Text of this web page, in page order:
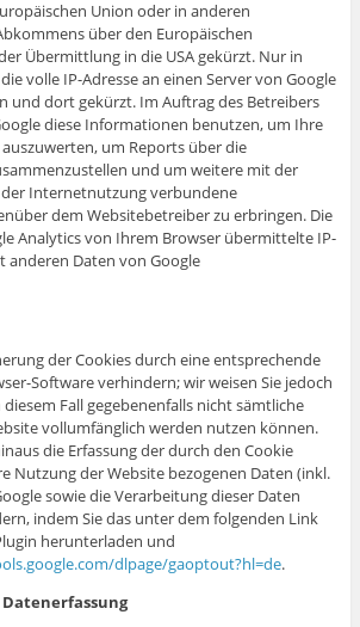
Union oder in anderen
über den Europäischen
Übermittlung in die USA gekürzt. Nur in
volle IP-Adresse an einen Server von Google
und dort gekürzt. Im Auftrag des Betreibers
diese Informationen benutzen, um Ihre
um Reports über die
und um weitere mit der
Internetnutzung verbundene
dem Websitebetreiber zu erbringen. Die
Analytics von Ihrem Browser übermittelte IP-
anderen Daten von Google
der Cookies durch eine entsprechende
Software verhindern; wir weisen Sie jedoch
Fall gegebenenfalls nicht sämtliche
vollumfänglich werden nutzen können.
die Erfassung der durch den Cookie
Nutzung der Website bezogenen Daten (inkl.
sowie die Verarbeitung dieser Daten
indem Sie das unter dem folgenden Link
herunterladen und
dlpage/gaoptout?hl=de.